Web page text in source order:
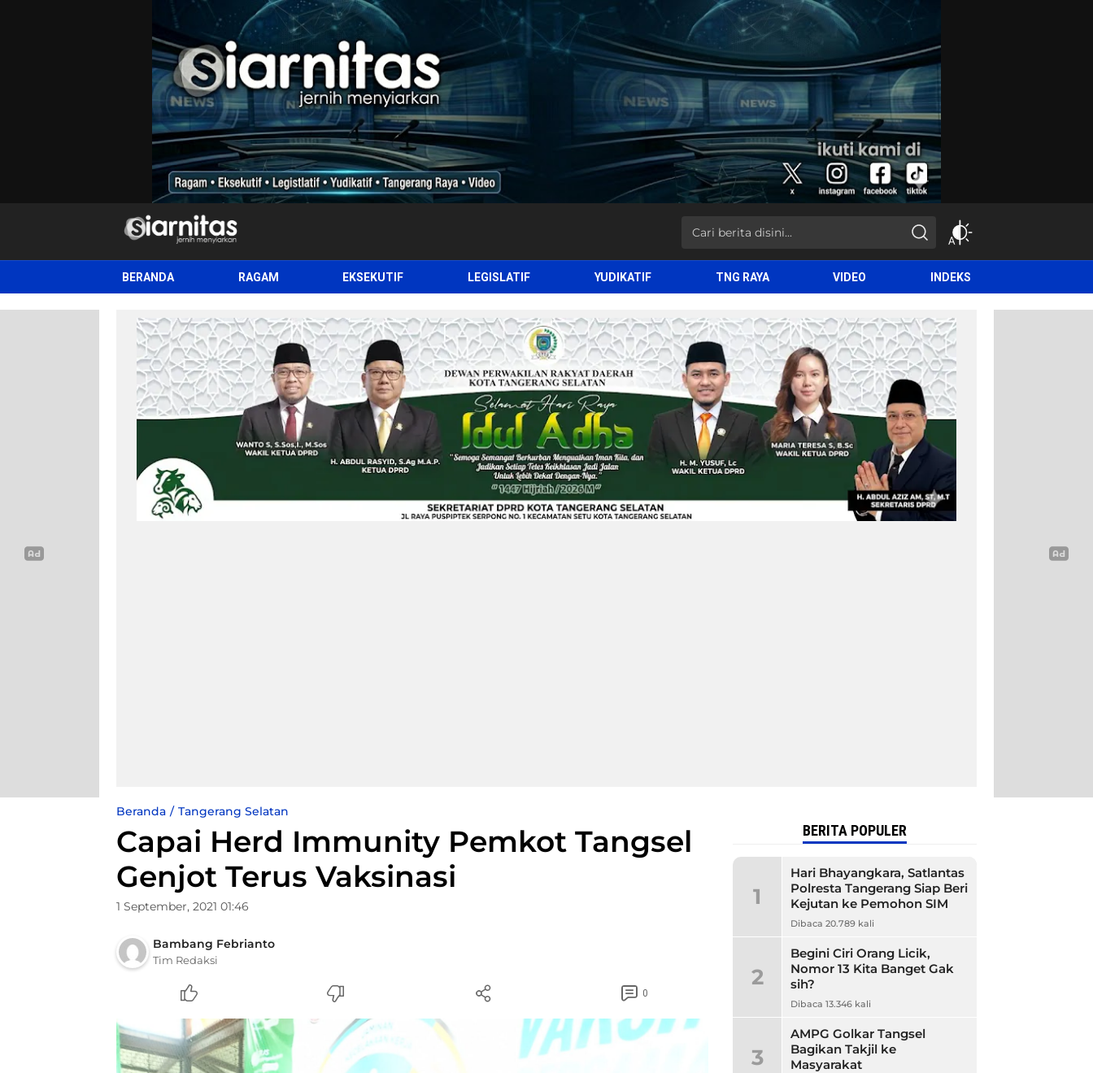
siarnitas
Jernih Menyiarkan
BERANDA RAGAM EKSEKUTIF LEGISLATIF YUDIKATIF TNG RAYA VIDEO INDEKS
Beranda Tangerang Selatan
Capai Herd Immunity Pemkot Tangsel
Genjot Terus Vaksinasi
1 September, 2021 01:46
Bambang Febrianto
Tim Redaksi
0
BERITA POPULER
1
Hari Bhayangkara, Satlantas
Polresta Tangerang Siap Beri
Kejutan ke Pemohon SIM
Dibaca 20.789 kali
2
Begini Ciri Orang Licik,
Nomor 13 Kita Banget Gak
sih?
Dibaca 13.346 kali
3
AMPG Golkar Tangsel
Bagikan Takjil ke
Masyarakat